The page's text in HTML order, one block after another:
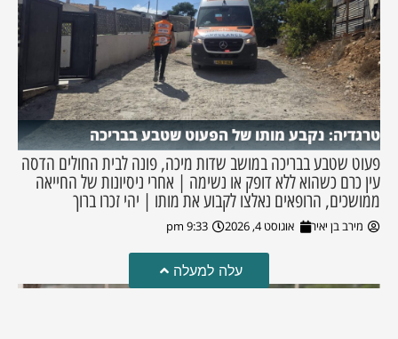
טרגדיה: נקבע מותו של הפעוט שטבע בבריכה
פעוט שטבע בבריכה במושב שדות מיכה, פונה לבית החולים הדסה
עין כרם כשהוא ללא דופק או נשימה | אחרי ניסיונות של החייאה
ממושכים, הרופאים נאלצו לקבוע את מותו | יהי זכרו ברוך
מירב בן יאיר אוגוסט 4, 2026 9:33 pm
עלה למעלה